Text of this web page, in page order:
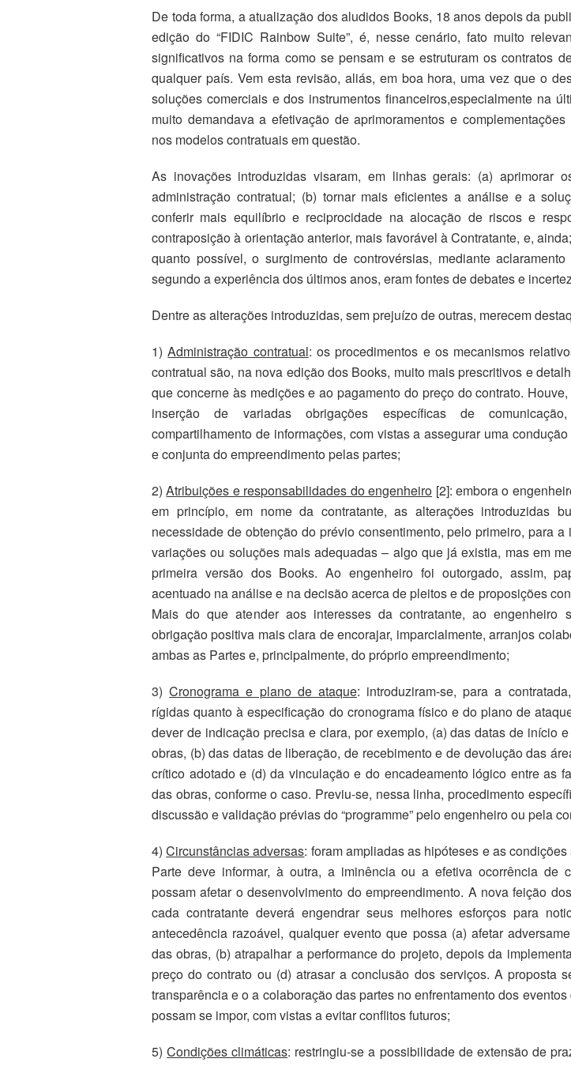
De toda forma, a atualização dos aludidos Books, 18 anos depois da
edição do “FIDIC Rainbow Suite”, é, nesse cenário, fato muito
significativos na forma como se pensam e se estruturam os contratos
qualquer país. Vem esta revisão, aliás, em boa hora, uma vez que o
soluções comerciais e dos instrumentos financeiros,especialmente na
muito demandava a efetivação de aprimoramentos e
nos modelos contratuais em questão.
As inovações introduzidas visaram, em linhas gerais: (a) aprimorar
administração contratual; (b) tornar mais eficientes a análise e a
conferir mais equilíbrio e reciprocidade na alocação de riscos e
contraposição à orientação anterior, mais favorável à Contratante, e,
quanto possível, o surgimento de controvérsias, mediante
segundo a experiência dos últimos anos, eram fontes de debates e
Dentre as alterações introduzidas, sem prejuízo de outras, merecem
1)Administração contratual: os procedimentos e os mecanismos
contratual são, na nova edição dos Books, muito mais prescritivos e
que concerne às medições e ao pagamento do preço do contrato.
inserção de variadas obrigações específicas de
compartilhamento de informações, com vistas a assegurar uma
e conjunta do empreendimento pelas partes;
2)Atribuições e responsabilidades do engenheiro [2]: embora o
em princípio, em nome da contratante, as alterações introduzidas
necessidade de obtenção do prévio consentimento, pelo primeiro, para a
variações ou soluções mais adequadas – algo que já existia, mas em
primeira versão dos Books. Ao engenheiro foi outorgado, assim,
acentuado na análise e na decisão acerca de pleitos e de proposições
Mais do que atender aos interesses da contratante, ao engenheiro
obrigação positiva mais clara de encorajar, imparcialmente, arranjos
ambas as Partes e, principalmente, do próprio empreendimento;
3)Cronograma e plano de ataque: introduziram-se, para a
rígidas quanto à especificação do cronograma físico e do plano de
dever de indicação precisa e clara, por exemplo, (a) das datas de início
obras, (b) das datas de liberação, de recebimento e de devolução das
crítico adotado e (d) da vinculação e do encadeamento lógico entre as
das obras, conforme o caso. Previu-se, nessa linha, procedimento
discussão e validação prévias do “programme” pelo engenheiro ou pela
4)Circunstâncias adversas: foram ampliadas as hipóteses e as
Parte deve informar, à outra, a iminência ou a efetiva ocorrência de
possam afetar o desenvolvimento do empreendimento. A nova feição
cada contratante deverá engendrar seus melhores esforços para
antecedência razoável, qualquer evento que possa (a) afetar
das obras, (b) atrapalhar a performance do projeto, depois da
preço do contrato ou (d) atrasar a conclusão dos serviços. A proposta
transparência e o a colaboração das partes no enfrentamento dos
possam se impor, com vistas a evitar conflitos futuros;
5)Condições climáticas: restringiu-se a possibilidade de extensão de